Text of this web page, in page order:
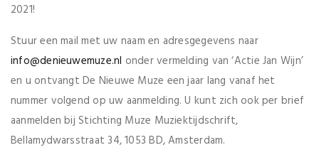
2021!
Stuur een mail met uw naam en adresgegevens naar
info@denieuwemuze.nl onder vermelding van ‘Actie Jan Wijn’
en u ontvangt De Nieuwe Muze een jaar lang vanaf het
nummer volgend op uw aanmelding. U kunt zich ook per brief
aanmelden bij Stichting Muze Muziektijdschrift,
Bellamydwarsstraat 34, 1053 BD, Amsterdam.